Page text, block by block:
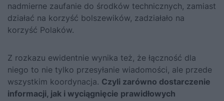
nadmierne zaufanie do środków technicznych, zamiast
działać na korzyść bolszewików, zadziałało na
korzyść Polaków.
Z rozkazu ewidentnie wynika też, że łączność dla
niego to nie tylko przesyłanie wiadomości, ale przede
wszystkim koordynacja. Czyli zarówno dostarczenie
informacji, jak i wyciągnięcie prawidłowych